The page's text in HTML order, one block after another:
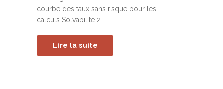
courbe des taux sans risque pour les
calculs Solvabilité 2
Lire la suite